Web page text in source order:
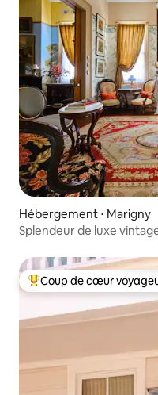
Hébergement ⋅ Marigny
Splendeur de luxe
Coups de cœur
Coup de cœur